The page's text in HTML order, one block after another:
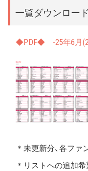
一覧ダウンロー
◆PDF◆ -25年6月
＊未更新分、各フ
＊リストへの追加